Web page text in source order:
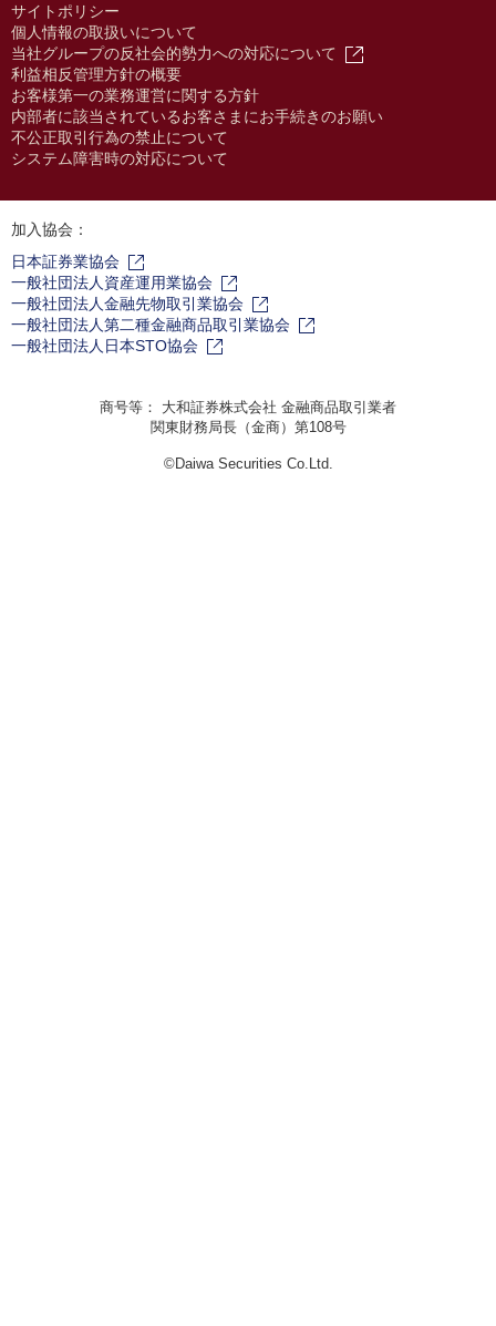
サイトポリシー
個人情報の取扱いについて
当社グループの反社会的勢力への対応について
利益相反管理方針の概要
お客様第一の業務運営に関する方針
内部者に該当されているお客さまにお手続きのお願い
不公正取引行為の禁止について
システム障害時の対応について
加入協会：
日本証券業協会
一般社団法人資産運用業協会
一般社団法人金融先物取引業協会
一般社団法人第二種金融商品取引業協会
一般社団法人日本STO協会
商号等： 大和証券株式会社 金融商品取引業者
関東財務局長（金商）第108号
©Daiwa Securities Co.Ltd.